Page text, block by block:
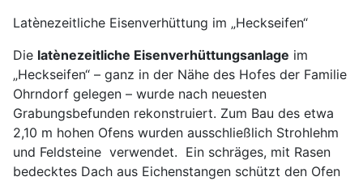
Latènezeitliche Eisenverhüttung im „Heckseifen“
Die latènezeitliche Eisenverhüttungsanlage im
„Heckseifen“ – ganz in der Nähe des Hofes der Familie
Ohrndorf gelegen – wurde nach neuesten
Grabungsbefunden rekonstruiert. Zum Bau des etwa
2,10 m hohen Ofens wurden ausschließlich Strohlehm
und Feldsteine verwendet. Ein schräges, mit Rasen
bedecktes Dach aus Eichenstangen schützt den Ofen